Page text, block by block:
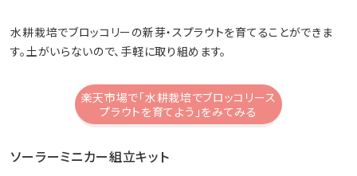
水耕栽培でブロッコリーの新芽・スプラウトを育てることができま
す。土がいらないので、手軽に取り組めます。
楽天市場で「水耕栽培でブロッコリース
プラウトを育てよう」をみてみる
ソーラーミニカー組立キット